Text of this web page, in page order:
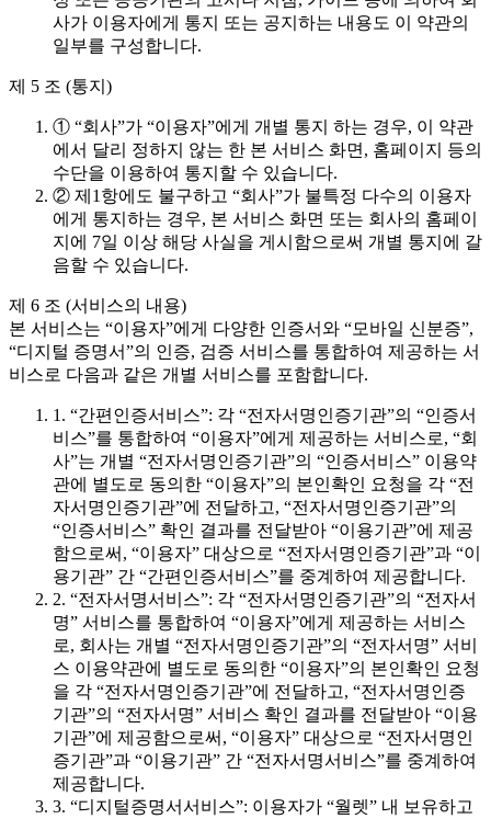
사가 이용자에게 통지 또는 공지하는 내용도 이 약관의
일부를 구성합니다.
제 5 조 (통지)
① “회사”가 “이용자”에게 개별 통지 하는 경우, 이 약관
에서 달리 정하지 않는 한 본 서비스 화면, 홈페이지 등의
수단을 이용하여 통지할 수 있습니다.
② 제1항에도 불구하고 “회사”가 불특정 다수의 이용자
에게 통지하는 경우, 본 서비스 화면 또는 회사의 홈페이
지에 7일 이상 해당 사실을 게시함으로써 개별 통지에 갈
음할 수 있습니다.
제 6 조 (서비스의 내용)
본 서비스는 “이용자”에게 다양한 인증서와 “모바일 신분증”,
“디지털 증명서”의 인증, 검증 서비스를 통합하여 제공하는 서
비스로 다음과 같은 개별 서비스를 포함합니다.
1. “간편인증서비스”: 각 “전자서명인증기관”의 “인증서
비스”를 통합하여 “이용자”에게 제공하는 서비스로, “회
사”는 개별 “전자서명인증기관”의 “인증서비스” 이용약
관에 별도로 동의한 “이용자”의 본인확인 요청을 각 “전
자서명인증기관”에 전달하고, “전자서명인증기관”의
“인증서비스” 확인 결과를 전달받아 “이용기관”에 제공
함으로써, “이용자” 대상으로 “전자서명인증기관”과 “이
용기관” 간 “간편인증서비스”를 중계하여 제공합니다.
2. “전자서명서비스”: 각 “전자서명인증기관”의 “전자서
명” 서비스를 통합하여 “이용자”에게 제공하는 서비스
로, 회사는 개별 “전자서명인증기관”의 “전자서명” 서비
스 이용약관에 별도로 동의한 “이용자”의 본인확인 요청
을 각 “전자서명인증기관”에 전달하고, “전자서명인증
기관”의 “전자서명” 서비스 확인 결과를 전달받아 “이용
기관”에 제공함으로써, “이용자” 대상으로 “전자서명인
증기관”과 “이용기관” 간 “전자서명서비스”를 중계하여
제공합니다.
3. “디지털증명서서비스”: 이용자가 “월렛” 내 보유하고